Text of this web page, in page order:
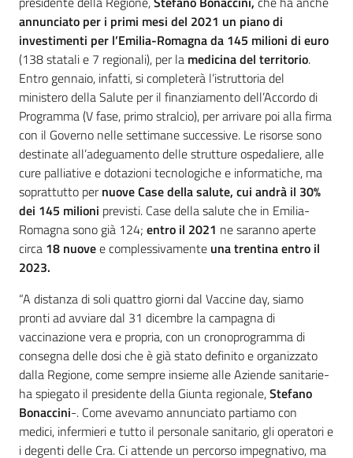
annunciato per i primi mesi del 2021 un piano di
investimenti per l’Emilia-Romagna da 145 milioni di euro
(138 statali e 7 regionali), per la medicina del territorio.
Entro gennaio, infatti, si completerà l’istruttoria del
ministero della Salute per il finanziamento dell’Accordo di
Programma (V fase, primo stralcio), per arrivare poi alla firma
con il Governo nelle settimane successive. Le risorse sono
destinate all’adeguamento delle strutture ospedaliere, alle
cure palliative e dotazioni tecnologiche e informatiche, ma
soprattutto pernuove Case della salute, cui andrà il 30%
dei 145 milioni previsti. Case della salute che in Emilia-
Romagna sono già 124; entro il 2021 ne saranno aperte
circa 18 nuovee complessivamente una trentina entro il
2023.
“A distanza di soli quattro giorni dal Vaccine day, siamo
pronti ad avviare dal 31 dicembre la campagna di
vaccinazione vera e propria, con un cronoprogramma di
consegna delle dosi che è già stato definito e organizzato
dalla Regione, come sempre insieme alle Aziende sanitarie-
ha spiegato il presidente della Giunta regionale,Stefano
Bonaccini-. Come avevamo annunciato partiamo con
medici, infermieri e tutto il personale sanitario, gli operatori e
i degenti delle Cra. Ci attende un percorso impegnativo, ma